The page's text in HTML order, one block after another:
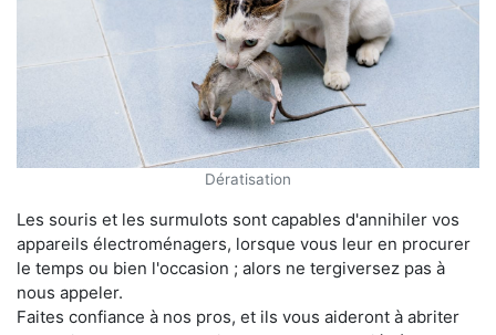
Dératisation
Les souris et les surmulots sont capables d'annihiler vos
appareils électroménagers, lorsque vous leur en procurer
le temps ou bien l'occasion ; alors ne tergiversez pas à
nous appeler.
Faites confiance à nos pros, et ils vous aideront à abriter